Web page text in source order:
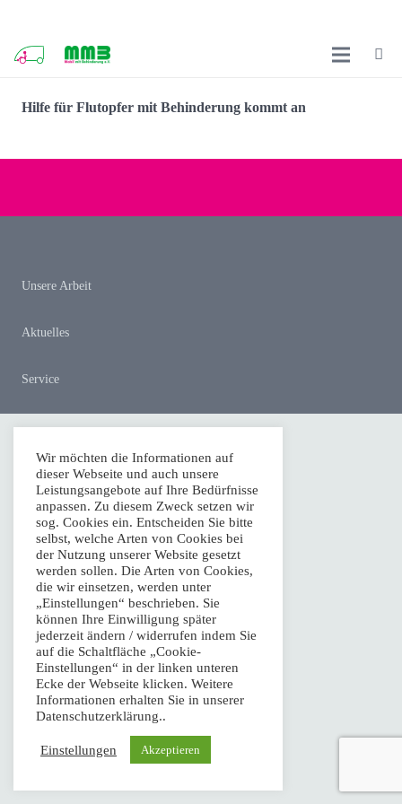
Hilfe für Flutopfer mit Behinderung kommt an
Unsere Arbeit
Aktuelles
Service
Fahrdienste
Mobiltreffs
Kontakt
Impressum
Datenschutz – Disclaimer
Telefonische Sprechzeiten: Mo.–Fr. 10:00 Uhr–13:00 Uhr,
Mo.–Do. 14:00 Uhr–17:00 Uhr
© Mobil mit Behinderung e.V. Alle Rechte vorbehalten.
Wir möchten die Informationen auf
dieser Webseite und auch unsere
Leistungsangebote auf Ihre Bedürfnisse
anpassen. Zu diesem Zweck setzen wir
sog. Cookies ein. Entscheiden Sie bitte
selbst, welche Arten von Cookies bei
der Nutzung unserer Website gesetzt
werden sollen. Die Arten von Cookies,
die wir einsetzen, werden unter
„Einstellungen“ beschrieben. Sie
können Ihre Einwilligung später
jederzeit ändern / widerrufen indem Sie
auf die Schaltfläche „Cookie-
Einstellungen“ in der linken unteren
Ecke der Webseite klicken. Weitere
Informationen erhalten Sie in unserer
Datenschutzerklärung..
Einstellungen Akzeptieren